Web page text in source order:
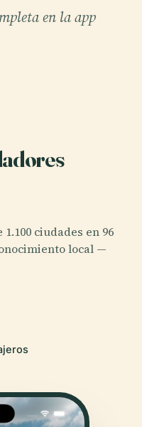
en la app
ciudades en 96
local —